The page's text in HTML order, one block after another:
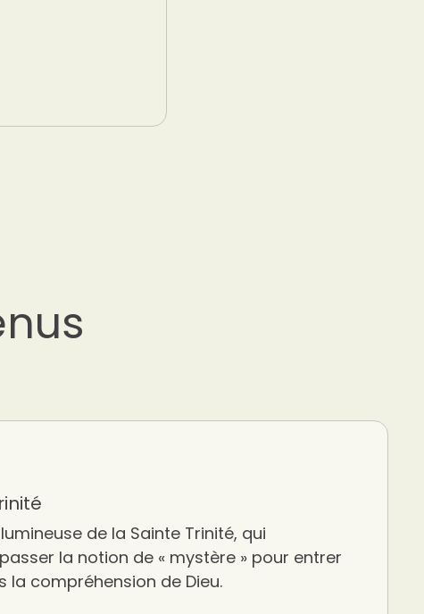
de la Sainte Trinité, qui
la notion de « mystère » pour entrer
la compréhension de Dieu.